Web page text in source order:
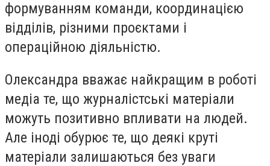
формуванням команди, координацією
відділів, різними проєктами і
операційною діяльністю.
Олександра вважає найкращим в роботі
медіа те, що журналістські матеріали
можуть позитивно впливати на людей.
Але іноді обурює те, що деякі круті
матеріали залишаються без уваги